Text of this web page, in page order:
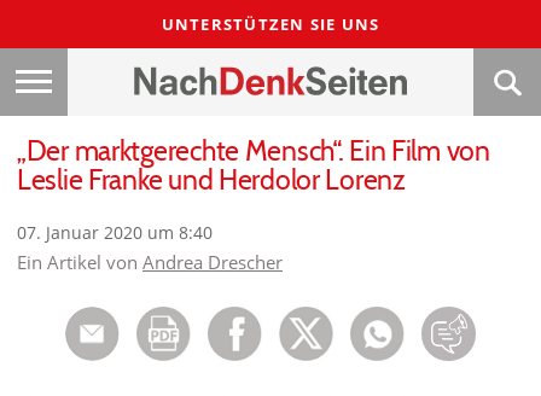
UNTERSTÜTZEN SIE UNS
„Der marktgerechte Mensch“. Ein Film von
Leslie Franke und Herdolor Lorenz
07. Januar 2020 um 8:40
Ein Artikel von Andrea Drescher